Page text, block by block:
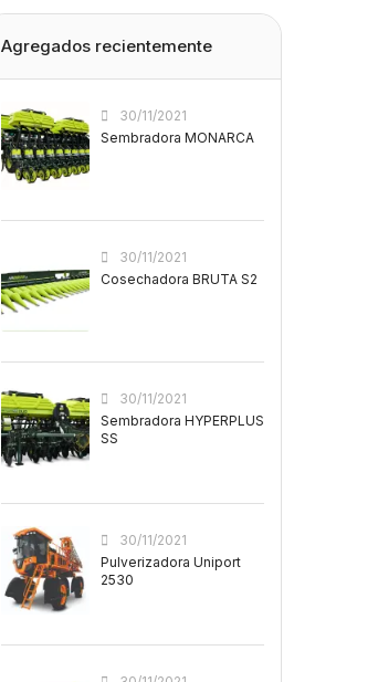
Agregados recientemente
30/11/2021
Sembradora MONARCA
30/11/2021
Cosechadora BRUTA S2
30/11/2021
Sembradora HYPERPLUS
SS
30/11/2021
Pulverizadora Uniport
2530